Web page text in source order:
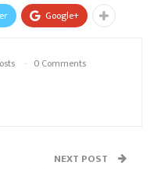
Google+
0 Comments
NEXT POST